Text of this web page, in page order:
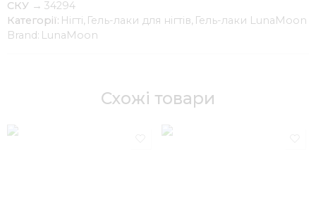
СКУ → 34294
Категорії: Нігті, Гель-лаки для нігтів, Гель-лаки LunaMoon
Brand: LunaMoon
Схожі товари